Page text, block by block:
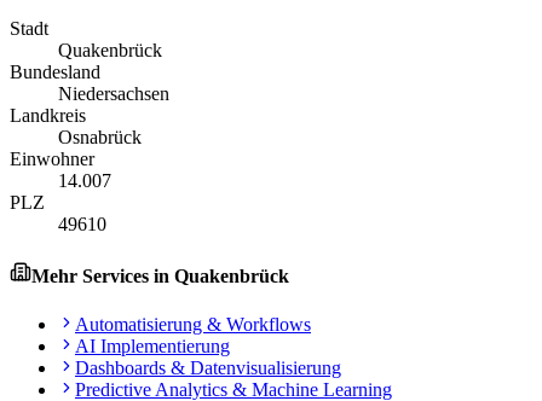
Stadt
Quakenbrück
Bundesland
Niedersachsen
Landkreis
Osnabrück
Einwohner
14.007
PLZ
49610
Mehr Services in Quakenbrück
Automatisierung & Workflows
AI Implementierung
Dashboards & Datenvisualisierung
Predictive Analytics & Machine Learning